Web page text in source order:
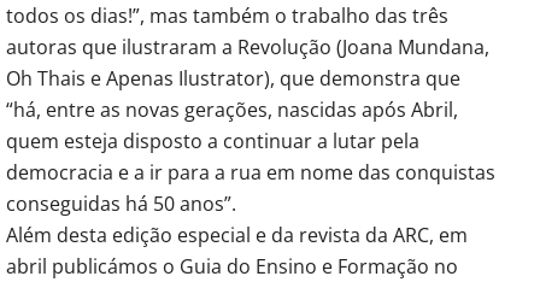
todos os dias!”, mas também o trabalho das três
autoras que ilustraram a Revolução (Joana Mundana,
Oh Thais e Apenas Ilustrator), que demonstra que
“há, entre as novas gerações, nascidas após Abril,
quem esteja disposto a continuar a lutar pela
democracia e a ir para a rua em nome das conquistas
conseguidas há 50 anos”.
Além desta edição especial e da revista da ARC, em
abril publicámos o Guia do Ensino e Formação no